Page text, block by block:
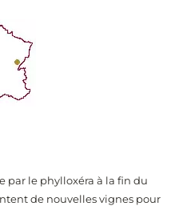
par le phylloxéra à la fin du
de nouvelles vignes pour